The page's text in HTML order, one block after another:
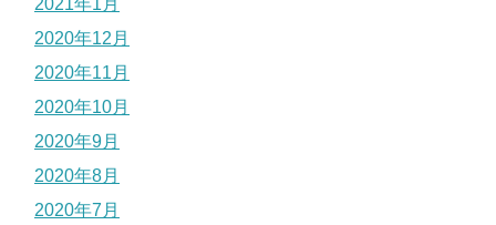
2021年1月
2020年12月
2020年11月
2020年10月
2020年9月
2020年8月
2020年7月